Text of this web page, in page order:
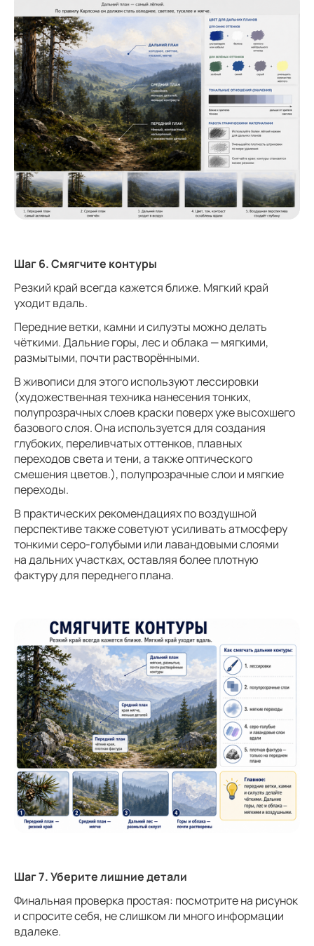
Шаг 6. Смягчите контуры
Резкий край всегда кажется ближе. Мягкий край
уходит вдаль.
Передние ветки, камни и силуэты можно делать
чёткими. Дальние горы, лес и облака — мягкими,
размытыми, почти растворёнными.
В живописи для этого используют лессировки
(художественная техника нанесения тонких,
полупрозрачных слоев краски поверх уже высохшего
базового слоя. Она используется для создания
глубоких, переливчатых оттенков, плавных
переходов света и тени, а также оптического
смешения цветов.), полупрозрачные слои и мягкие
переходы.
В практических рекомендациях по воздушной
перспективе также советуют усиливать атмосферу
тонкими серо-голубыми или лавандовыми слоями
на дальних участках, оставляя более плотную
фактуру для переднего плана.
Шаг 7. Уберите лишние детали
Финальная проверка простая: посмотрите на рисунок
и спросите себя, не слишком ли много информации
вдалеке.